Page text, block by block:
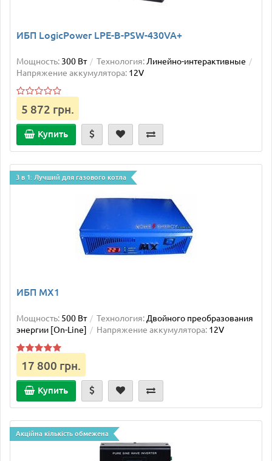
ИБП LogicPower LPE-B-PSW-430VA+
Мощность: 300 Вт Технология: Линейно-интерактивные
Напряжение аккумулятора: 12V
5 872 грн.
Купить
3 в 1: Лучший для газового котла
ИБП MX1
Мощность: 500 Вт Технология: Двойного преобразования
энергии [On-Line]
Напряжение аккумулятора: 12V
17 800 грн.
Купить
Акційна кількість обмежена